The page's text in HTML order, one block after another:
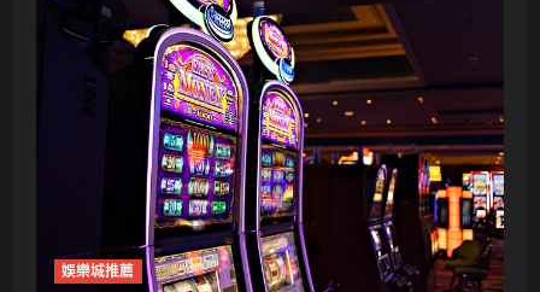
娛樂城推薦